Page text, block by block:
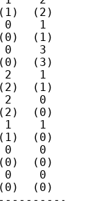
(1)  (2)
1    5
(0)  (1)
3    4
(0)  (3)
1    3
(2)  (1)
0    6
(2)  (0)
1    4
(1)  (0)  (4)
0    2
(0)  (0)
0    3
(0)  (0)